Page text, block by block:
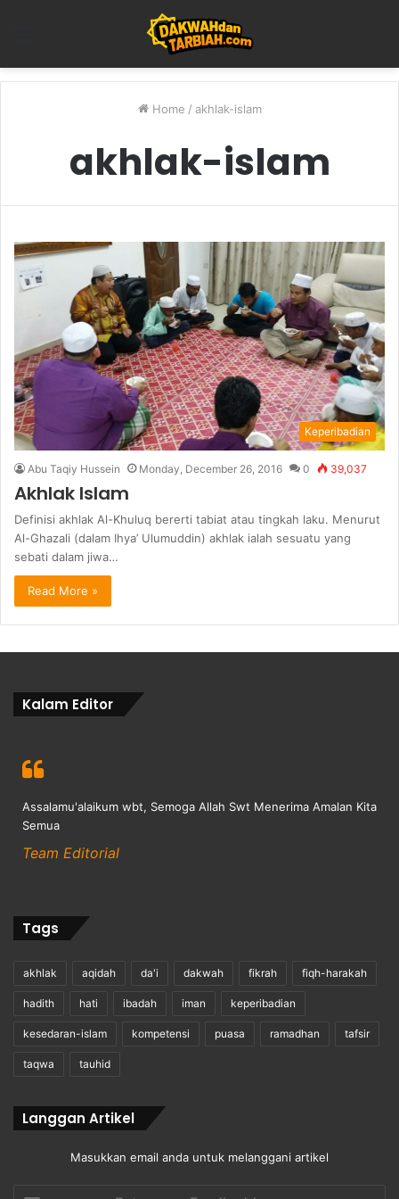
Home / akhlak-islam
akhlak-islam
Keperibadian
Abu Taqiy Hussein Monday, December 26, 2016 0 39,037
Akhlak Islam
Definisi akhlak Al-Khuluq bererti tabiat atau tingkah laku. Menurut
Al-Ghazali (dalam Ihya’ Ulumuddin) akhlak ialah sesuatu yang
sebati dalam jiwa…
Read More »
Kalam Editor
Assalamu'alaikum wbt, Semoga Allah Swt Menerima Amalan Kita
Semua
Team Editorial
Tags
akhlak aqidah da'i dakwah fikrah fiqh-harakah
hadith hati ibadah iman keperibadian
kesedaran-islam kompetensi puasa ramadhan tafsir
taqwa tauhid
Langgan Artikel
Masukkan email anda untuk melanggani artikel